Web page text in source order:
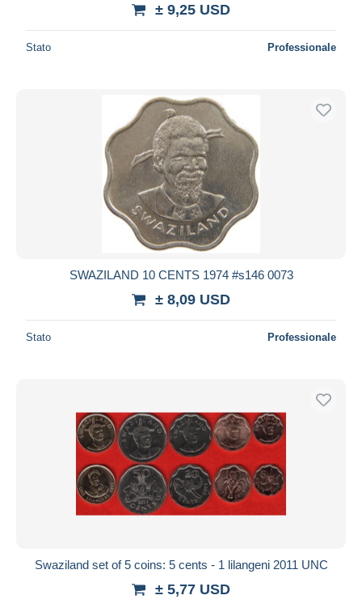
± 9,25 USD
Stato Professionale
SWAZILAND 10 CENTS 1974 #s146 0073
± 8,09 USD
Stato Professionale
Swaziland set of 5 coins: 5 cents - 1 lilangeni 2011 UNC
± 5,77 USD